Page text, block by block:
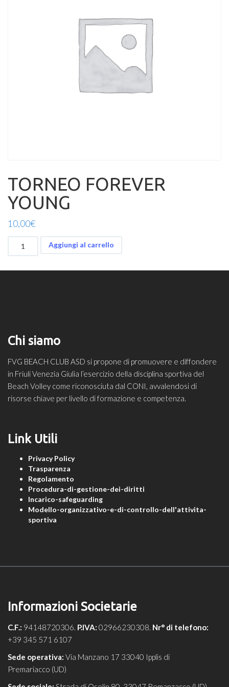
TORNEO FOREVER
YOUNG
10,00€
FOREVER
quantità
Aggiungi al carrello
Chi siamo
FVG BEACH CLUB ASD si propone di promuovere e diffondere
in Friuli Venezia Giulia l’esercizio della disciplina sportiva del
Beach Volley come riconosciuta dal CONI, avvalendosi di
risorse chiave per livello di formazione e competenza.
Link Utili
Privacy Policy
Trasparenza
Regolamento
Procedura-di-gestione-dei-diritti
Incarico-safeguarding
Modello-organizzativo-e-di-controllo-dell'attivita-
sportiva
Informazioni Societarie
C.F.: 94148720306. P.IVA: 02966230308. Nr° di telefono:
+39 345 571 6107
Sede operativa: Via Manzano 17 33040 Ipplis di
Premariacco (UD)